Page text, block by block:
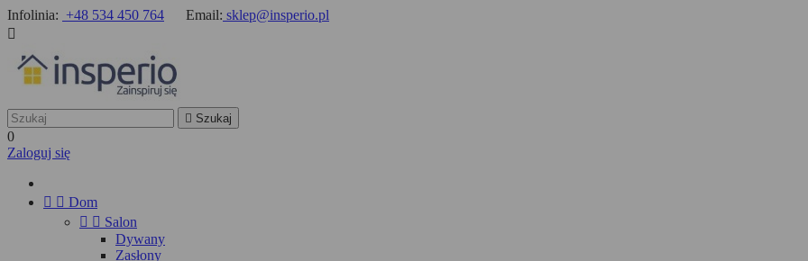
Infolinia: +48 534 450 764 Email: sklep@insperio.pl

 Szukaj
0
Zaloguj się
  Dom
  Salon
Dywany
Zasłony